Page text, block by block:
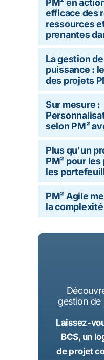
PM² en
efficace des
ressources
prenantes
La gestion
puissance :
des projets
Sur mesure :
selon PM²
Plus qu'un
PM² pour
les
PM² Agile
la
gestion de
Laissez-
BCS, un
de projet